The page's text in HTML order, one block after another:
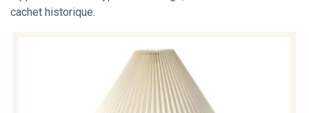
cachet historique.